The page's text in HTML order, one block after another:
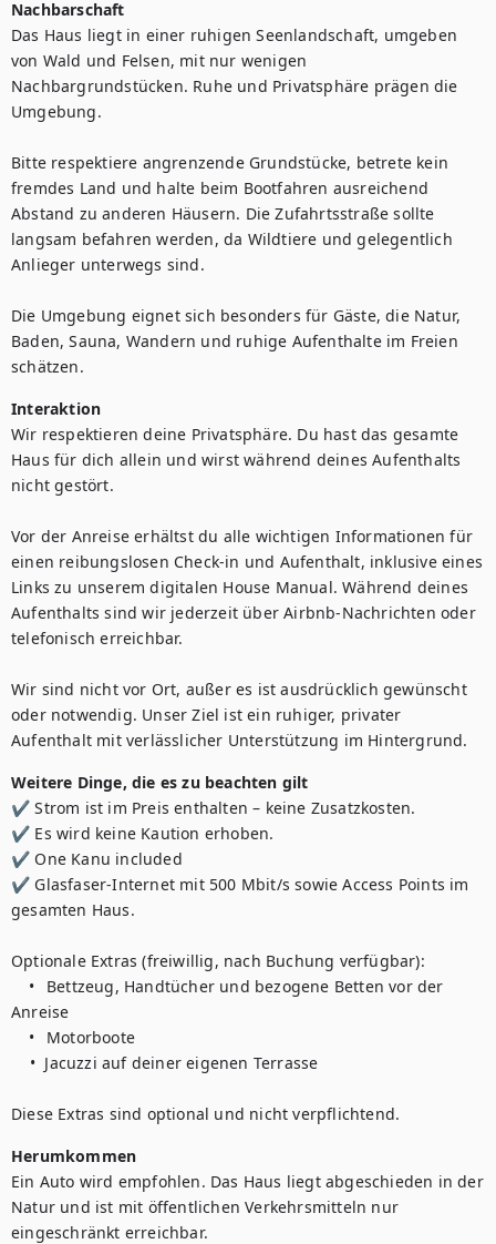
Nachbarschaft
Das Haus liegt in einer ruhigen Seenlandschaft, umgeben
von Wald und Felsen, mit nur wenigen
Nachbargrundstücken. Ruhe und Privatsphäre prägen die
Umgebung.
Bitte respektiere angrenzende Grundstücke, betrete kein
fremdes Land und halte beim Bootfahren ausreichend
Abstand zu anderen Häusern. Die Zufahrtsstraße sollte
langsam befahren werden, da Wildtiere und gelegentlich
Anlieger unterwegs sind.
Die Umgebung eignet sich besonders für Gäste, die Natur,
Baden, Sauna, Wandern und ruhige Aufenthalte im Freien
schätzen.
Interaktion
Wir respektieren deine Privatsphäre. Du hast das gesamte
Haus für dich allein und wirst während deines Aufenthalts
nicht gestört.
Vor der Anreise erhältst du alle wichtigen Informationen für
einen reibungslosen Check-in und Aufenthalt, inklusive eines
Links zu unserem digitalen House Manual. Während deines
Aufenthalts sind wir jederzeit über Airbnb-Nachrichten oder
telefonisch erreichbar.
Wir sind nicht vor Ort, außer es ist ausdrücklich gewünscht
oder notwendig. Unser Ziel ist ein ruhiger, privater
Aufenthalt mit verlässlicher Unterstützung im Hintergrund.
Weitere Dinge, die es zu beachten gilt
✔ Strom ist im Preis enthalten – keine Zusatzkosten.
✔ Es wird keine Kaution erhoben.
✔ One Kanu included
✔ Glasfaser-Internet mit 500 Mbit/s sowie Access Points im
gesamten Haus.
Optionale Extras (freiwillig, nach Buchung verfügbar):
Anreise
Diese Extras sind optional und nicht verpflichtend.
Herumkommen
Ein Auto wird empfohlen. Das Haus liegt abgeschieden in der
Natur und ist mit öffentlichen Verkehrsmitteln nur
eingeschränkt erreichbar.